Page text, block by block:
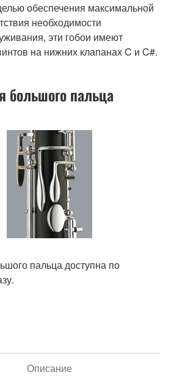
обеспечения максимальной
необходимости
эти гобои имеют
на нижних клапанах C и C#.
пальца
пальца доступна по
Описание